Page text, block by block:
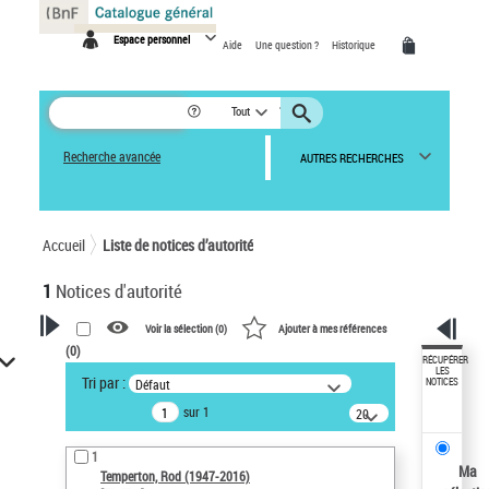
Espace personnel Aide Une question ? Historique
Tout
Recherche avancée AUTRES RECHERCHES
Accueil Liste de notices d’autorité
1 Notices d'autorité
VOTRE RECHERCHE
Recherche avancée dans les
notices d’autorité
Œuvres liées à l'auteur :
Temperton, Rod (1947-2016)
Voir la sélection (0) Ajouter à mes références
(0)
Tri par : Défaut
sur 1
20
résultats/page
1
Temperton, Rod (1947-2016)
RÉCUPÉRER
LES
NOTICES
Ma
Panneau de gestion des cookies